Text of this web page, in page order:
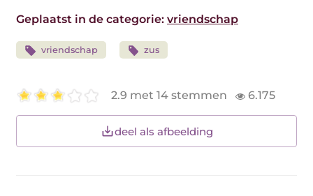
Geplaatst in de categorie: vriendschap
vriendschap zus
2.9 met 14 stemmen 6.175
deel als afbeelding